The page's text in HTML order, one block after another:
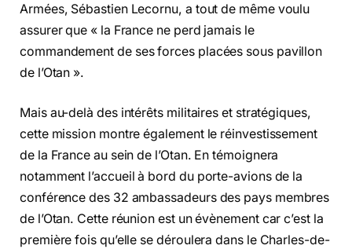
Armées, Sébastien Lecornu, a tout de même voulu
assurer que « la France ne perd jamais le
commandement de ses forces placées sous pavillon
de l’Otan ».
Mais au-delà des intérêts militaires et stratégiques,
cette mission montre également le réinvestissement
de la France au sein de l’Otan. En témoignera
notamment l’accueil à bord du porte-avions de la
conférence des 32 ambassadeurs des pays membres
de l’Otan. Cette réunion est un évènement car c’est la
première fois qu’elle se déroulera dans le Charles-de-